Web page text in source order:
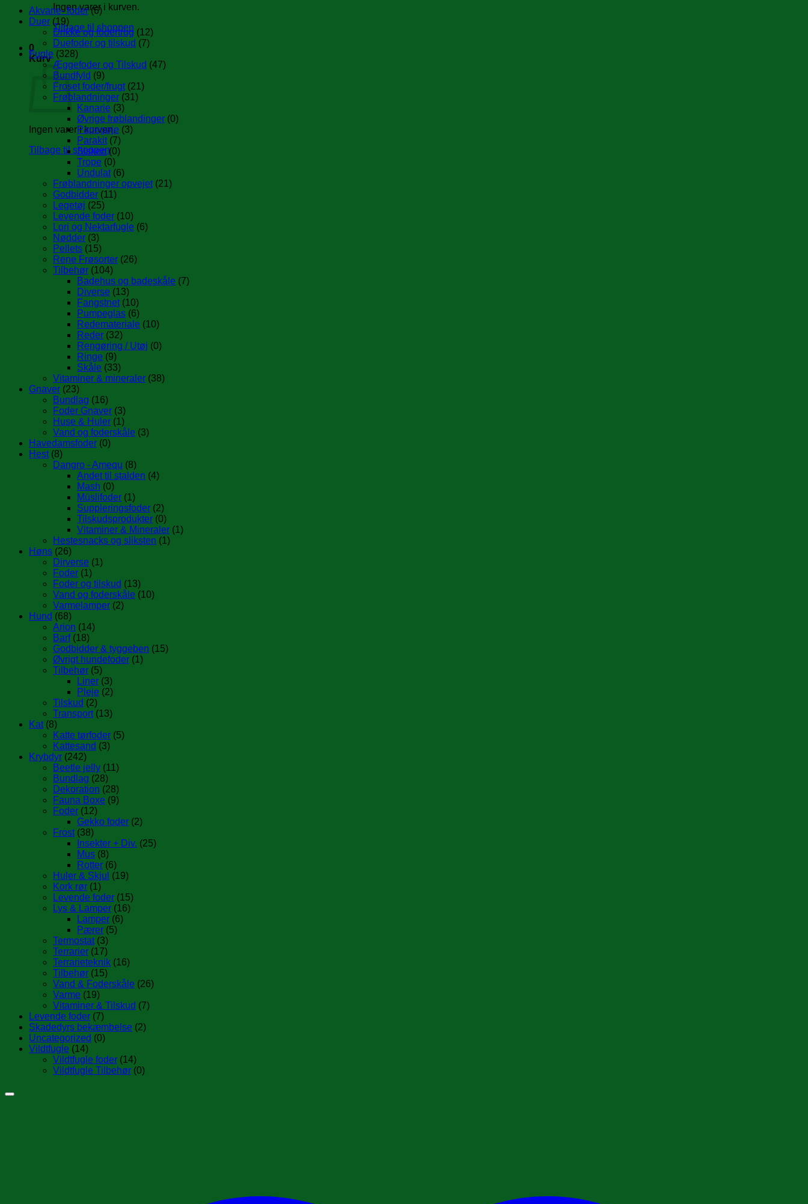
Ingen varer i kurven.
Tilbage til shoppen
0
Kurv
Ingen varer i kurven.
Tilbage til shoppen
Akvarie- foder (6)
Duer (19)
Drikke og fodertrug (12)
Duefoder og tilskud (7)
Fugle (328)
Æggefoder og Tilskud (47)
Bundfyld (9)
Froset foder/frugt (21)
Frøblandninger (31)
Kanarie (3)
Øvrige frøblandinger (0)
Papegøje (3)
Parakit (7)
Sisken (0)
Trope (0)
Undulat (6)
Frøblandninger opvejet (21)
Godbidder (11)
Legetøj (25)
Levende foder (10)
Lori og Nektarfugle (6)
Nødder (3)
Pellets (15)
Rene Frøsorter (26)
Tilbehør (104)
Badehus og badeskåle (7)
Diverse (13)
Fangstnet (10)
Pumpeglas (6)
Redemateriale (10)
Reder (32)
Rengøring / Utøj (0)
Ringe (9)
Skåle (33)
Vitaminer & mineraler (38)
Gnaver (23)
Bundlag (16)
Foder Gnaver (3)
Huse & Huler (1)
Vand og foderskåle (3)
Havedamsfoder (0)
Hest (8)
Dangro - Amequ (8)
Andet til stalden (4)
Mash (0)
Müslifoder (1)
Suppleringsfoder (2)
Tilskudsprodukter (0)
Vitaminer & Mineraler (1)
Hestesnacks og sliksten (1)
Høns (26)
Dirverse (1)
Foder (1)
Foder og tilskud (13)
Vand og foderskåle (10)
Varmelamper (2)
Hund (68)
Arion (14)
Barf (18)
Godbidder & tyggeben (15)
Øvrigt hundefoder (1)
Tilbehør (5)
Liner (3)
Pleje (2)
Tilskud (2)
Transport (13)
Kat (8)
Katte tørfoder (5)
Kattesand (3)
Krybdyr (242)
Beetle jelly (11)
Bundlag (28)
Dekoration (28)
Fauna Boxe (9)
Foder (12)
Gekko foder (2)
Frost (38)
Insekter + Div. (25)
Mus (8)
Rotter (6)
Huler & Skjul (19)
Kork rør (1)
Levende foder (15)
Lys & Lamper (16)
Lamper (6)
Pærer (5)
Termostat (3)
Terrarier (17)
Terrarieteknik (16)
Tilbehør (15)
Vand & Foderskåle (26)
Varme (19)
Vitaminer & Tilskud (7)
Levende foder (7)
Skadedyrs bekæmbelse (2)
Uncategorized (0)
Vildtfugle (14)
Vildtfugle foder (14)
Vildtfugle Tilbehør (0)